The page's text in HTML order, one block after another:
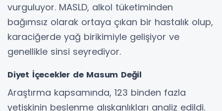
vurguluyor. MASLD, alkol tüketiminden
bağımsız olarak ortaya çıkan bir hastalık olup,
karaciğerde yağ birikimiyle gelişiyor ve
genellikle sinsi seyrediyor.
Diyet İçecekler de Masum Değil
Araştırma kapsamında, 123 binden fazla
yetişkinin beslenme alışkanlıkları analiz edildi.